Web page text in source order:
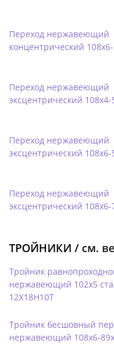
Переход нержавеющий
концентрический
Переход нержавеющий
эксцентрический 108х4-
Переход нержавеющий
эксцентрический 108х6-
Переход нержавеющий
эксцентрический 108х6-
ТРОЙНИКИ / см.
Тройник
нержавеющий 102х5
12Х18Н10Т
Тройник бесшовный
нержавеющий 108х6-